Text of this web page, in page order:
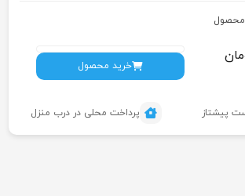
خرید محصول
پیشتاز پرداخت محلی در درب منزل